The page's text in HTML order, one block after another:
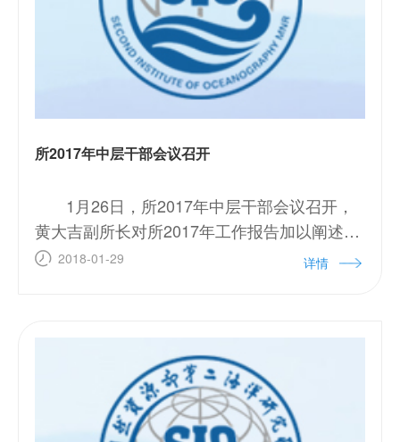
所2017年中层干部会议召开
1月26日，所2017年中层干部会议召开，
黄大吉副所长对所2017年工作报告加以阐述，
沈家法书记传达国家海洋局党组文件，李家彪
2018-01-29 详情